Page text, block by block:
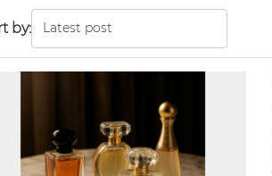
by: